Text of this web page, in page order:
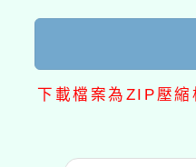
下載檔案為ZIP壓